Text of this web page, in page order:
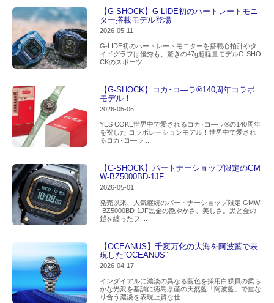
【G-SHOCK】G-LIDE初のハートレートモニ
ター搭載モデル登場
2026-05-11
G-LIDE初のハートレートモニターを搭載心拍計やタ
イドグラフは優秀も、驚きの47g超軽量モデルG-SHO
CKのスポーツ ...
【G-SHOCK】コカ･コ―ラ®140周年コラボ
モデル！
2026-05-06
YES COKE世界中で愛されるコカ･コ―ラ®の140周年
を祝した コラボレーションモデル！世界中で愛され
るコカ･コ―ラ ...
【G-SHOCK】パートナーショップ限定のGM
W-BZ5000BD-1JF
2026-05-01
発売以来、人気継続のパートナーショップ限定 GMW
-BZ5000BD-1JF黒金の艶やかさ、美しさ。黒と金の
鎧を纏ったフ ...
【OCEANUS】千変万化の大海を阿波藍で表
現した“OCEANUS”
2026-04-17
インダイアルに濃淡の異なる藍色を採用白蝶貝の柔ら
かな光沢を基調に徳島県産の天然藍「阿波藍」で重な
り合う濃淡を表現上質な仕 ...